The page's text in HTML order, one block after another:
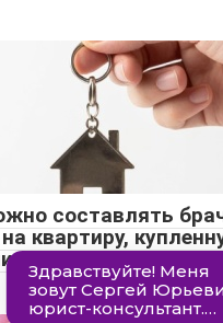
составлять
квартиру,
до его заключения?